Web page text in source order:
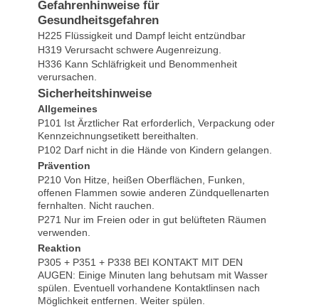
Gefahrenhinweise für
Gesundheitsgefahren
H225 Flüssigkeit und Dampf leicht entzündbar
H319 Verursacht schwere Augenreizung.
H336 Kann Schläfrigkeit und Benommenheit
verursachen.
Sicherheitshinweise
Allgemeines
P101 Ist Ärztlicher Rat erforderlich, Verpackung oder
Kennzeichnungsetikett bereithalten.
P102 Darf nicht in die Hände von Kindern gelangen.
Prävention
P210 Von Hitze, heißen Oberflächen, Funken,
offenen Flammen sowie anderen Zündquellenarten
fernhalten. Nicht rauchen.
P271 Nur im Freien oder in gut belüfteten Räumen
verwenden.
Reaktion
P305 + P351 + P338 BEI KONTAKT MIT DEN
AUGEN: Einige Minuten lang behutsam mit Wasser
spülen. Eventuell vorhandene Kontaktlinsen nach
Möglichkeit entfernen. Weiter spülen.